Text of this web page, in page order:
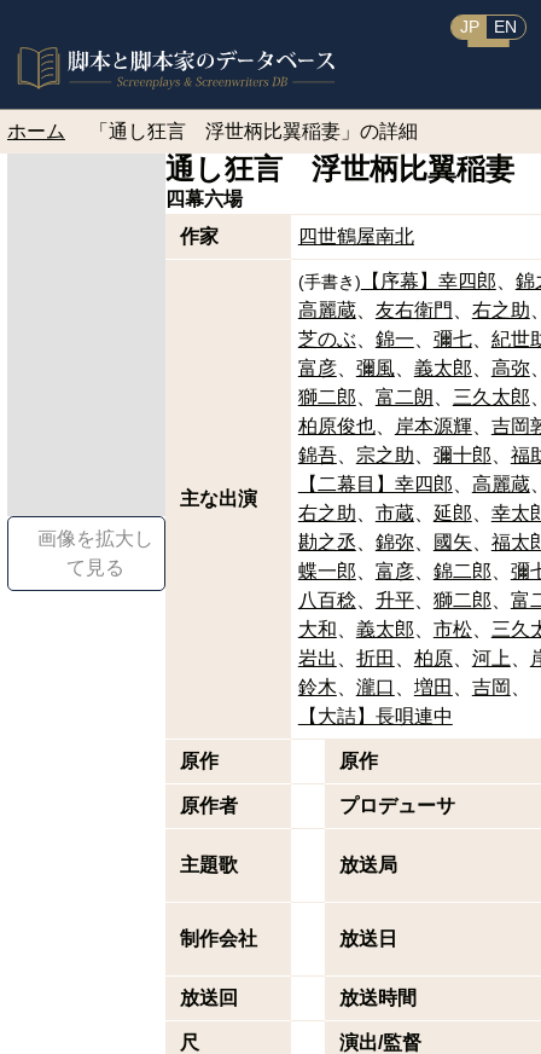
JP EN
ホーム 「通し狂言 浮世柄比翼稲妻」の詳細
画像を拡大し
て見る
通し狂言 浮世柄比翼稲妻
四幕六場
作家
四世鶴屋南北
主な出演
(手書き ) 【序幕】幸四郎
錦
高麗蔵
友右衛門
右之助
芝のぶ
錦一 彌七
紀世
富彦
彌風 義太郎
高弥
獅二郎
富二朗
三久太郎
柏原俊也
岸本源輝
吉岡
錦吾
宗之助 彌十郎
福
【二幕目】幸四郎
高麗蔵
右之助
市蔵 延郎
幸太
勘之丞
錦弥 國矢
福太
蝶一郎
富彦 錦二郎
彌
八百稔
升平 獅二郎
富
大和
義太郎 市松
三久
岩出
折田 柏原 河上
鈴木
瀧口 増田
吉岡
【大詰】長唄連中
原作 原作
原作者 プロデューサ
主題歌 放送局
制作会社 放送日
放送回 放送時間
尺 演出/監督